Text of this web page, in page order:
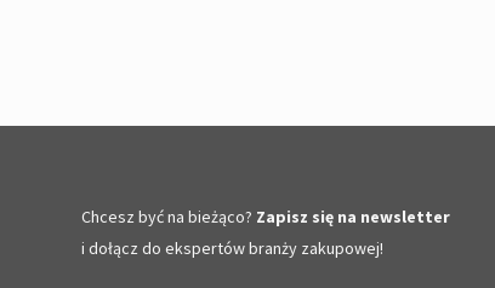
Chcesz być na bieżąco? Zapisz się na newsletter
i dołącz do ekspertów branży zakupowej!